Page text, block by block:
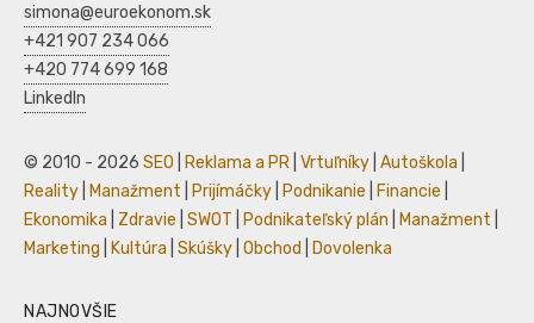
simona@euroekonom.sk
+421 907 234 066
+420 774 699 168
LinkedIn
© 2010 - 2026 SEO Reklama a PR Vrtuľníky Autoškola
Reality
Manažment Prijímáčky Podnikanie Financie
Ekonomika
Zdravie SWOT Podnikateľský plán Manažment
Marketing
Kultúra Skúšky Obchod Dovolenka
NAJNOVŠIE